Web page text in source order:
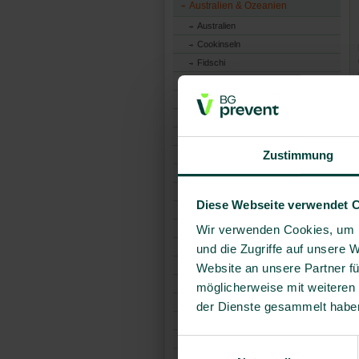
Zustimmung
Diese Webseite verwendet
Wir verwenden Cookies,
und die Zugriffe auf unsere
Website an unsere Partner
möglicherweise mit
der Dienste gesammelt
Australien & Ozeanien
Australien
Cookinseln
Fidschi
Guam
Kiribati
Marshallinseln
Nauru
Neuseeland
Niue
Nördliche Marianen
Palau
Papua-Neuguinea
Pitcairninseln
Samoa